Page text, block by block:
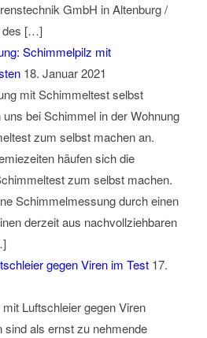
GmbH in Altenburg /
des […]
Schimmelpilz mit
18. Januar 2021
mit Schimmeltest selbst
bei Schimmel in der Wohnung
zum selbst machen an.
häufen sich die
zum selbst machen.
Schimmelmessung durch einen
derzeit aus nachvollziehbaren
gegen Viren im Test 17.
Luftschleier gegen Viren
sind als ernst zu nehmende